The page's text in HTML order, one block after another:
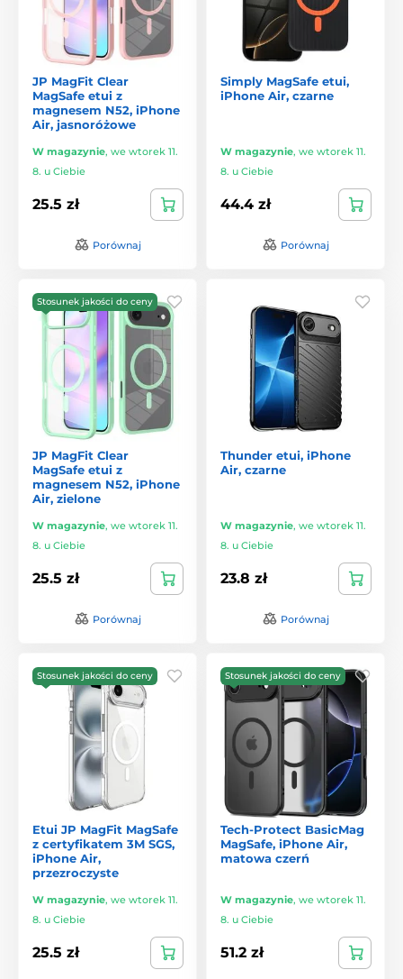
JP MagFit Clear
MagSafe etui z
magnesem N52, iPhone
Air, jasnoróżowe
W magazynie, we wtorek 11.
8. u Ciebie
25.5 zł
Porównaj
Simply MagSafe etui,
iPhone Air, czarne
W magazynie, we wtorek 11.
8. u Ciebie
44.4 zł
Porównaj
Stosunek jakości do ceny
JP MagFit Clear
MagSafe etui z
magnesem N52, iPhone
Air, zielone
W magazynie, we wtorek 11.
8. u Ciebie
25.5 zł
Porównaj
Thunder etui, iPhone
Air, czarne
W magazynie, we wtorek 11.
8. u Ciebie
23.8 zł
Porównaj
Stosunek jakości do ceny
Etui JP MagFit MagSafe
z certyfikatem 3M SGS,
iPhone Air,
przezroczyste
W magazynie, we wtorek 11.
8. u Ciebie
25.5 zł
Stosunek jakości do ceny
Tech-Protect BasicMag
MagSafe, iPhone Air,
matowa czerń
W magazynie, we wtorek 11.
8. u Ciebie
51.2 zł